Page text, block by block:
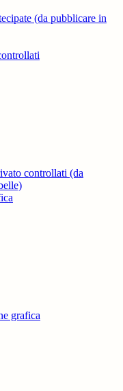
(da pubblicare in
controllati (da
grafica